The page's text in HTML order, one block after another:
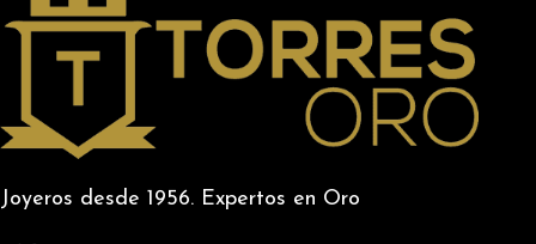
Joyeros desde 1956. Expertos en Oro